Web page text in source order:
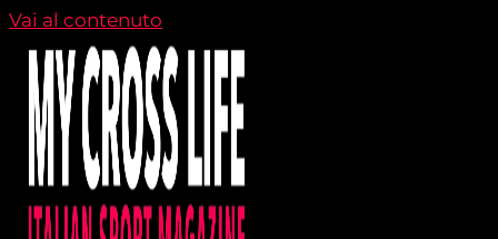
Vai al contenuto